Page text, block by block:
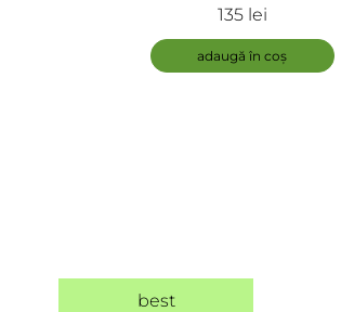
Nourishing Leave-In
135 lei
adaugă în coș
best